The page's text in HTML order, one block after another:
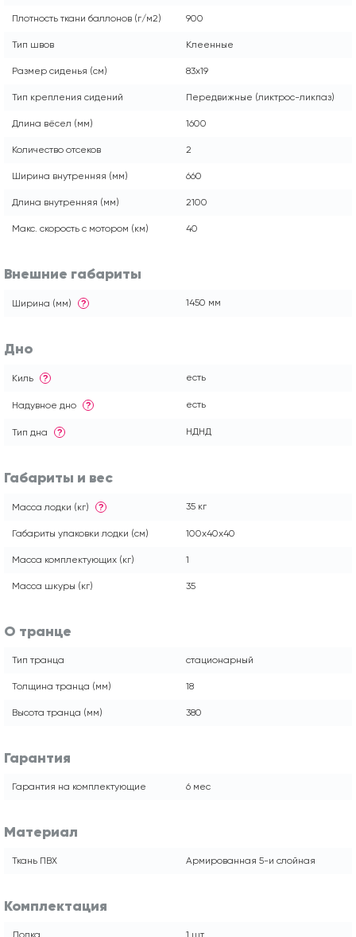
Плотность ткани баллонов (г/м2) 900
Тип швов Клеенные
Размер сиденья (см) 83х19
Тип крепления сидений Передвижные (ликтрос-ликпаз)
Длина вёсел (мм) 1600
Количество отсеков 2
Ширина внутренняя (мм) 660
Длина внутренняя (мм) 2100
Макс. скорость с мотором (км) 40
Внешние габариты
Ширина (мм) ? 1450 мм
Дно
Киль ? есть
Надувное дно ? есть
Тип дна ? НДНД
Габариты и вес
Масса лодки (кг) ? 35 кг
Габариты упаковки лодки (см) 100x40x40
Масса комплектующих (кг) 1
Масса шкуры (кг) 35
О транце
Тип транца стационарный
Толщина транца (мм) 18
Высота транца (мм) 380
Гарантия
Гарантия на комплектующие 6 мес
Материал
Ткань ПВХ Армированная 5-и слойная
Комплектация